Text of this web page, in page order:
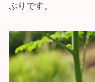
ぷりです。